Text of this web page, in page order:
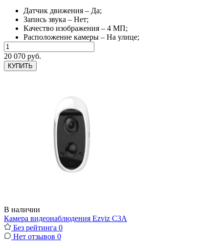
Датчик движения – Да;
Запись звука – Нет;
Качество изображения – 4 МП;
Расположение камеры – На улице;
20 070 руб.
КУПИТЬ
В наличии
Камера видеонаблюдения Ezviz C3A
Без рейтинга 0
Нет отзывов 0